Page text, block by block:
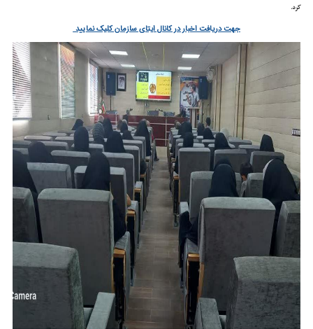
کرد.
جهت دریافت اخبار در کانال ایتای سازمان کلیک نمایید